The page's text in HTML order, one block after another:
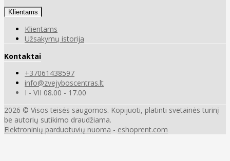
Klientams
Klientams
Užsakymų istorija
Kontaktai
+37061438597
info@zvejyboscentras.lt
I - VII 08.00 - 17.00
2026 © Visos teisės saugomos. Kopijuoti, platinti svetainės turinį
be autorių sutikimo draudžiama.
Elektroninių parduotuvių nuoma - eshoprent.com